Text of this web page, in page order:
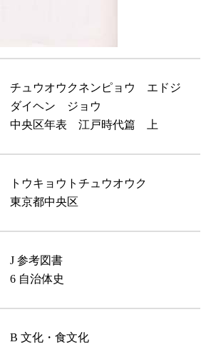
チュウオウクネンピョウ エドジ
ダイヘン ジョウ
中央区年表 江戸時代篇 上
トウキョウトチュウオウク
東京都中央区
J 参考図書
6 自治体史
B 文化・食文化